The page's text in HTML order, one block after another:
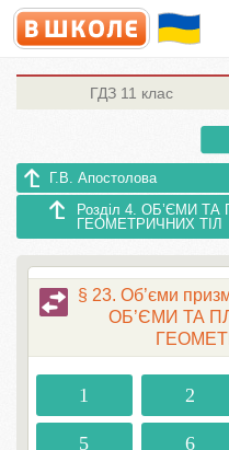
ГДЗ11 клас
Г.В. Апостолова
Розділ 4. ОБ’ЄМИ
ГЕОМЕТРИЧНИХ ТІЛ
§ 23. Об’єми
ОБ’ЄМИ ТА
1 2
5 6